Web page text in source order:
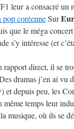
leur a consacré un
coréenneSur
que le méga
s’y intéresse (et
rapport direct, il se
dramas j’en ai vu
et depuis peu, les
même temps leur
musique, où ils se